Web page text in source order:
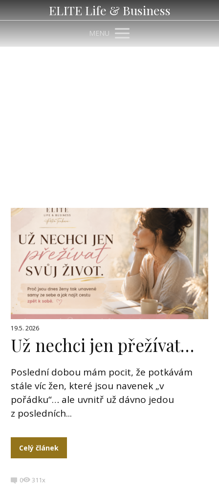
ELITE Life & Business
MENU
19.5. 2026
Už nechci jen přežívat…
Poslední dobou mám pocit, že potkávám
stále víc žen, které jsou navenek „v
pořádku“… ale uvnitř už dávno jedou
z posledních...
Celý článek
0 311x